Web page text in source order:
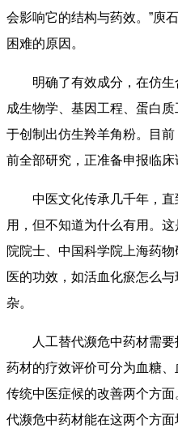
会影响它的结构与药效。”庾
困难的原因。
明确了有效成分，在仿
成生物学、基因工程、蛋白
于创制出仿生羚羊角粉。目
前全部研究，正准备申报临床
中医文化传承几千年，
用，但不知道为什么有用。
院院士、中国科学院上海药
医的功效，如活血化瘀怎么
杂。
人工替代濒危中药材需
药材的疗效评价可分为血糖
传统中医症候的改善两个方
代濒危中药材能在这两个方